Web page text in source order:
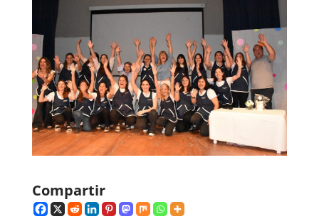
Compartir